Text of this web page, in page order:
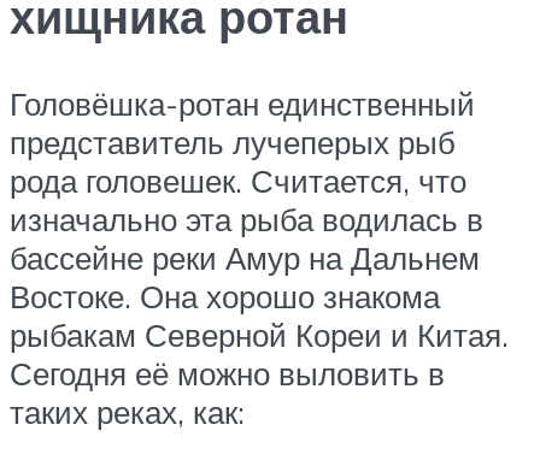
хищника ротан
Головёшка-ротан единственный
представитель лучеперых рыб
рода головешек. Считается, что
изначально эта рыба водилась в
бассейне реки Амур на Дальнем
Востоке. Она хорошо знакома
рыбакам Северной Кореи и Китая.
Сегодня её можно выловить в
таких реках, как: